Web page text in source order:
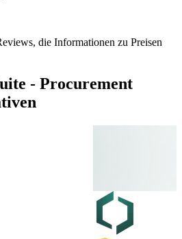
die Informationen zu Preisen
- Procurement